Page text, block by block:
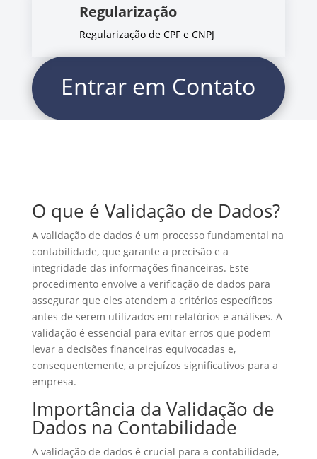
Regularização
Regularização de CPF e CNPJ
Entrar em Contato
O que é Validação de Dados?
A validação de dados é um processo fundamental na
contabilidade, que garante a precisão e a
integridade das informações financeiras. Este
procedimento envolve a verificação de dados para
assegurar que eles atendem a critérios específicos
antes de serem utilizados em relatórios e análises. A
validação é essencial para evitar erros que podem
levar a decisões financeiras equivocadas e,
consequentemente, a prejuízos significativos para a
empresa.
Importância da Validação de
Dados na Contabilidade
A validação de dados é crucial para a contabilidade,